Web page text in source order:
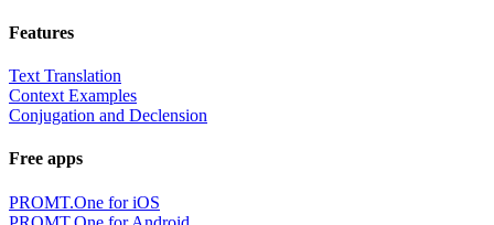
Features
Text Translation
Context Examples
Conjugation and Declension
Free apps
PROMT.One for iOS